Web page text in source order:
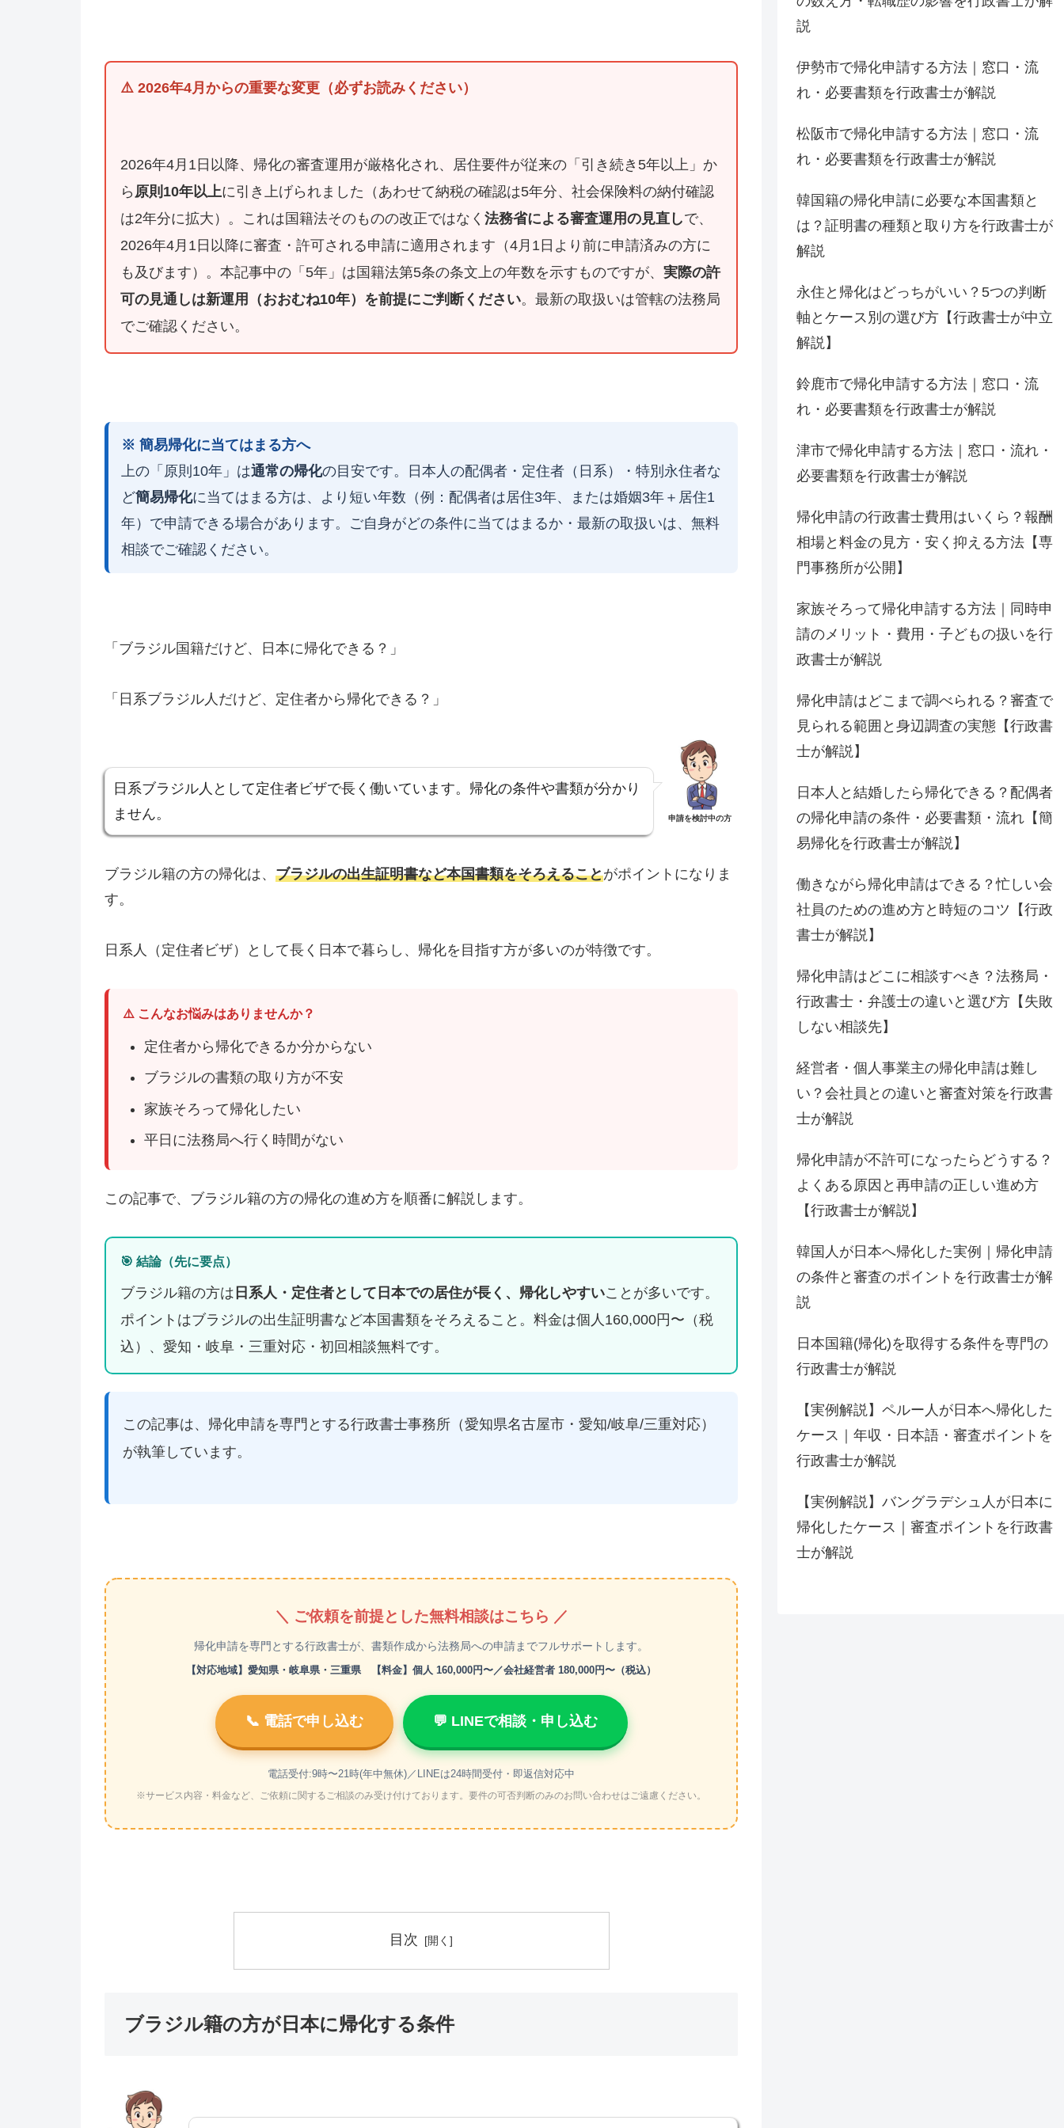
⚠️ 2026年4月からの重要な変更（必ずお読みください）
2026年4月1日以降、帰化の審査運用が厳格化され、居住要件が従来の「引き続き5年以上」か
ら 原則10年以上に引き上げられました（あわせて納税の確認は5年分、社会保険料の納付確認
は2年分に拡大）。これは国籍法そのものの改正ではなく 法務省による審査運用の見直しで、
2026年4月1日以降に審査・許可される申請に適用されます（4月1日より前に申請済みの方に
も及びます）。本記事中の「5年」は国籍法第5条の条文上の年数を示すものですが、 実際の許
可の見通しは新運用（おおむね10年）を前提にご判断ください。最新の取扱いは管轄の法務局
でご確認ください。
※ 簡易帰化に当てはまる方へ
上の「原則10年」は通常の帰化の目安です。日本人の配偶者・定住者（日系）・特別永住者な
ど簡易帰化に当てはまる方は、より短い年数（例：配偶者は居住3年、または婚姻3年＋居住1
年）で申請できる場合があります。ご自身がどの条件に当てはまるか・最新の取扱いは、無料
相談でご確認ください。
「ブラジル国籍だけど、日本に帰化できる？」
「日系ブラジル人だけど、定住者から帰化できる？」
日系ブラジル人として定住者ビザで長く働いています。帰化の条件や書類が分かり
ません。
申請を検討中の方
ブラジル籍の方の帰化は、 ブラジルの出生証明書など本国書類をそろえることがポイントになりま
す。
日系人（定住者ビザ）として長く日本で暮らし、帰化を目指す方が多いのが特徴です。
⚠️ こんなお悩みはありませんか？
定住者から帰化できるか分からない
ブラジルの書類の取り方が不安
家族そろって帰化したい
平日に法務局へ行く時間がない
この記事で、ブラジル籍の方の帰化の進め方を順番に解説します。
🎯 結論（先に要点）
ブラジル籍の方は 日系人・定住者として日本での居住が長く、帰化しやすいことが多いです。
ポイントはブラジルの出生証明書など本国書類をそろえること。料金は個人160,000円〜（税
込）、愛知・岐阜・三重対応・初回相談無料です。
この記事は、帰化申請を専門とする行政書士事務所（愛知県名古屋市・愛知/岐阜/三重対応）
が執筆しています。
＼ ご依頼を前提とした無料相談はこちら ／
帰化申請を専門とする行政書士が、書類作成から法務局への申請までフルサポートします。
【対応地域】愛知県・岐阜県・三重県 【料金】個人 160,000円〜／会社経営者 180,000円〜（税込）
📞 電話で申し込む 💬 LINEで相談・申し込む
電話受付:9時〜21時(年中無休)／LINEは24時間受付・即返信対応中
※サービス内容・料金など、ご依頼に関するご相談のみ受け付けております。要件の可否判断のみのお問い合わせはご遠慮ください。
目次
ブラジル籍の方が日本に帰化する条件
説
伊勢市で帰化申請する方法｜窓口・流
れ・必要書類を行政書士が解説
松阪市で帰化申請する方法｜窓口・流
れ・必要書類を行政書士が解説
韓国籍の帰化申請に必要な本国書類と
は？証明書の種類と取り方を行政書士が
解説
永住と帰化はどっちがいい？5つの判断
軸とケース別の選び方【行政書士が中立
解説】
鈴鹿市で帰化申請する方法｜窓口・流
れ・必要書類を行政書士が解説
津市で帰化申請する方法｜窓口・流れ・
必要書類を行政書士が解説
帰化申請の行政書士費用はいくら？報酬
相場と料金の見方・安く抑える方法【専
門事務所が公開】
家族そろって帰化申請する方法｜同時申
請のメリット・費用・子どもの扱いを行
政書士が解説
帰化申請はどこまで調べられる？審査で
見られる範囲と身辺調査の実態【行政書
士が解説】
日本人と結婚したら帰化できる？配偶者
の帰化申請の条件・必要書類・流れ【簡
易帰化を行政書士が解説】
働きながら帰化申請はできる？忙しい会
社員のための進め方と時短のコツ【行政
書士が解説】
帰化申請はどこに相談すべき？法務局・
行政書士・弁護士の違いと選び方【失敗
しない相談先】
経営者・個人事業主の帰化申請は難し
い？会社員との違いと審査対策を行政書
士が解説
帰化申請が不許可になったらどうする？
よくある原因と再申請の正しい進め方
【行政書士が解説】
韓国人が日本へ帰化した実例｜帰化申請
の条件と審査のポイントを行政書士が解
説
日本国籍(帰化)を取得する条件を専門の
行政書士が解説
【実例解説】ペルー人が日本へ帰化した
ケース｜年収・日本語・審査ポイントを
行政書士が解説
【実例解説】バングラデシュ人が日本に
帰化したケース｜審査ポイントを行政書
士が解説